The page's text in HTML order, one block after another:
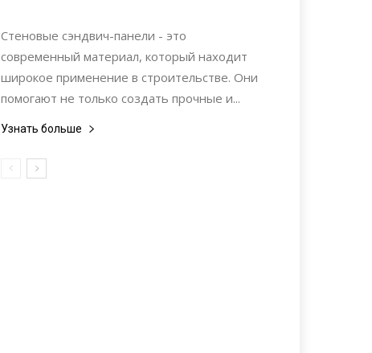
Стеновые сэндвич-панели - это
современный материал, который находит
широкое применение в строительстве. Они
помогают не только создать прочные и...
Узнать больше